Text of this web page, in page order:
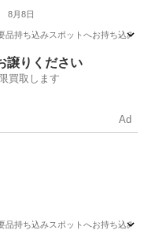
8月8日
ち込みスポットへお持ち込みし
譲りください
買取します
Ad
ち込みスポットへお持ち込みし